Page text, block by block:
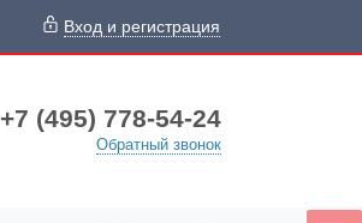
Вход и регистрация
+7 (495) 778-54-24
Обратный звонок